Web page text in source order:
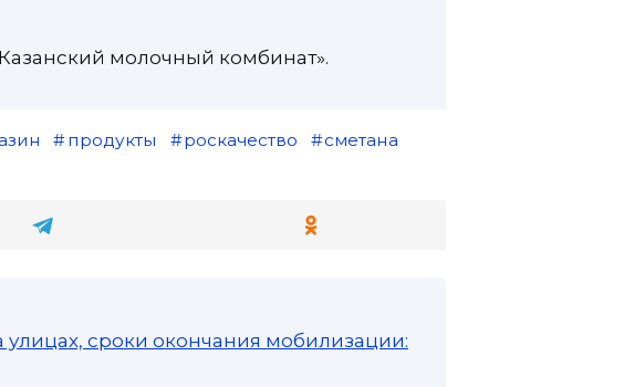
молочный комбинат».
продукты роскачество
сметана
сроки окончания мобилизации: